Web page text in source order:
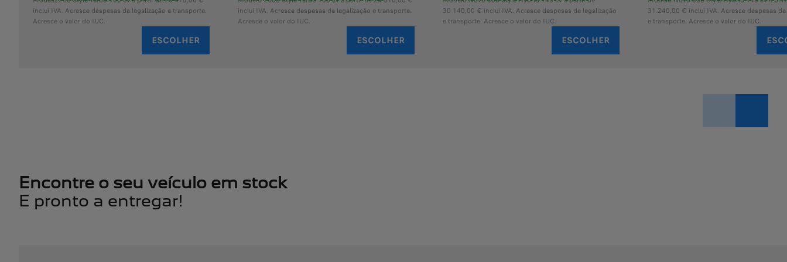
inclui IVA. Acresce despesas de legalização e transporte.
Acresce o valor do IUC.
ESCOLHER
inclui IVA. Acresce despesas de legalização e transporte.
Acresce o valor do IUC.
ESCOLHER
30 140,00 € inclui IVA. Acresce despesas de legalização
e transporte. Acresce o valor do IUC.
ESCOLHER
31 240,00 € inclui IVA. Acresce despesas
e transporte. Acresce o valor do IUC.
Encontre o seu veículo em stock
E pronto a entregar!